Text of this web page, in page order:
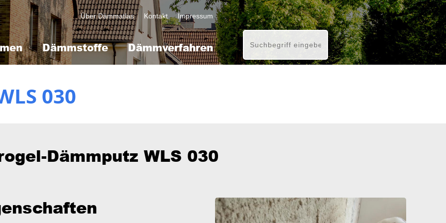
Kopfzeile
Über Dämmatlas Kontakt Impressum
Dämmstoffe Dämmverfahren
030
Dämmputz WLS 030